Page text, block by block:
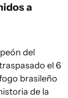
a
del
el 6
brasileño
de la